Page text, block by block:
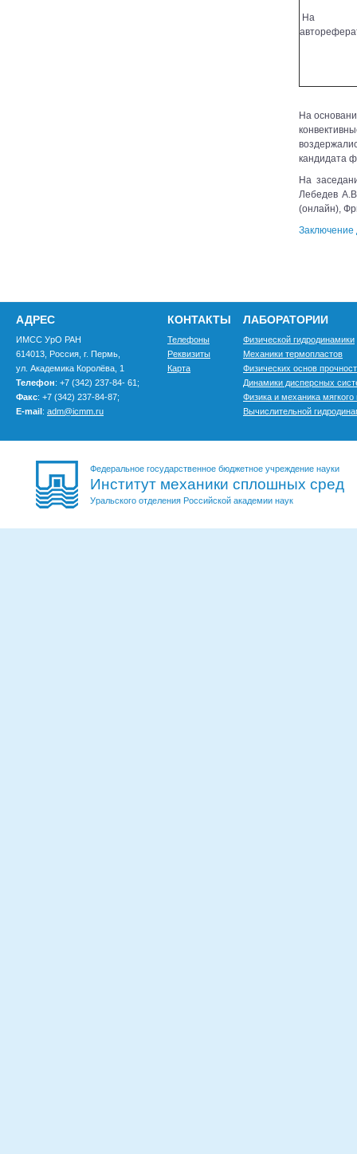
На
На
кандидата
На
Лебедев
(онлайн),
Заключение
АДРЕС
ИМСС УрО РАН
614013, Россия, г. Пермь,
ул. Академика Королёва, 1
Телефон: +7 (342) 237-84- 61;
Факс: +7 (342) 237-84-87;
E-mail: adm@icmm.ru
КОНТАКТЫ
Телефоны
Реквизиты
Карта
ЛАБОРАТОРИИ
Физической гидродинамики
Механики термопластов
Физических основ
Динамики дисперсных
Физика и механика
Вычислительной
Федеральное государственное бюджетное учреждение науки
Институт механики сплошных сред
Уральского отделения Российской академии наук